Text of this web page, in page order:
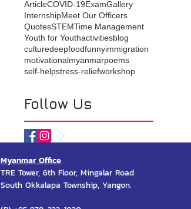
ArticleCOVID-19ExamGallery
InternshipMeet Our Officers
QuotesSTEMTime Management
Youth for Youthactivitiesblog
culturedeepfoodfunnyimmigration
motivationalmyanmarpoems
self-helpstress-reliefworkshop
Follow Us
Myanmar Office
TRE Tower, 6th Floor, Mingalar Road
South Okkalapa Township, Yangon.